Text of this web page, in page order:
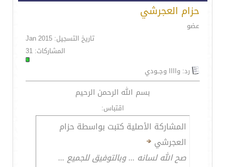
حزام العجرشي
عضو
تاريخ التسجيل: Jan 2015
المشاركات: 31
رد: واااا وجــودي
بسم الله الرحمن الرحيم
اقتباس:
المشاركة الأصلية كتبت بواسطة حزام
العجرشي
صح الله لسانه ... وبالتوفيق للجميع ...